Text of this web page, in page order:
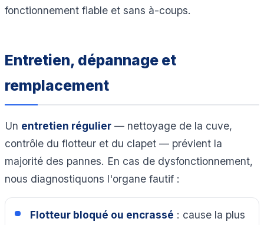
fonctionnement fiable et sans à-coups.
Entretien, dépannage et
remplacement
Un entretien régulier — nettoyage de la cuve,
contrôle du flotteur et du clapet — prévient la
majorité des pannes. En cas de dysfonctionnement,
nous diagnostiquons l'organe fautif :
Flotteur bloqué ou encrassé : cause la plus